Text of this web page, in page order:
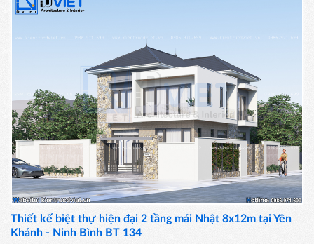
Thiết kế biệt thự hiện đại 2 tầng mái Nhật 8x12m tại Yên
Khánh - Ninh Bình BT 134